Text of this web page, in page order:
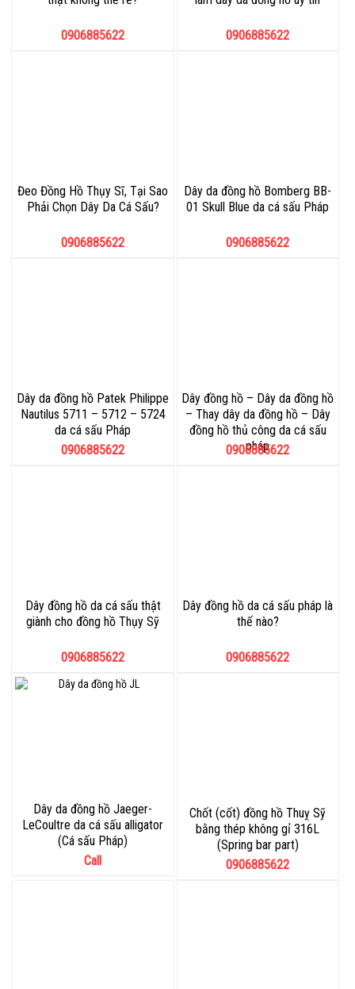
0906885622 0906885622
Đeo Đồng Hồ Thụy Sĩ, Tại Sao
Phải Chọn Dây Da Cá Sấu?
0906885622
Dây da đồng hồ Bomberg BB-
01 Skull Blue da cá sấu Pháp
0906885622
Dây da đồng hồ Patek Philippe
Nautilus 5711 – 5712 – 5724
da cá sấu Pháp
0906885622
Dây đồng hồ – Dây da đồng hồ
– Thay dây da đồng hồ – Dây
đồng hồ thủ công da cá sấu
pháp
0906885622
Dây đồng hồ da cá sấu thật
giành cho đồng hồ Thụy Sỹ
0906885622
Dây đồng hồ da cá sấu pháp là
thế nào?
0906885622
Dây da đồng hồ Jaeger-
LeCoultre da cá sấu alligator
(Cá sấu Pháp)
Call
Chốt (cốt) đồng hồ Thuỵ Sỹ
bằng thép không gỉ 316L
(Spring bar part)
0906885622